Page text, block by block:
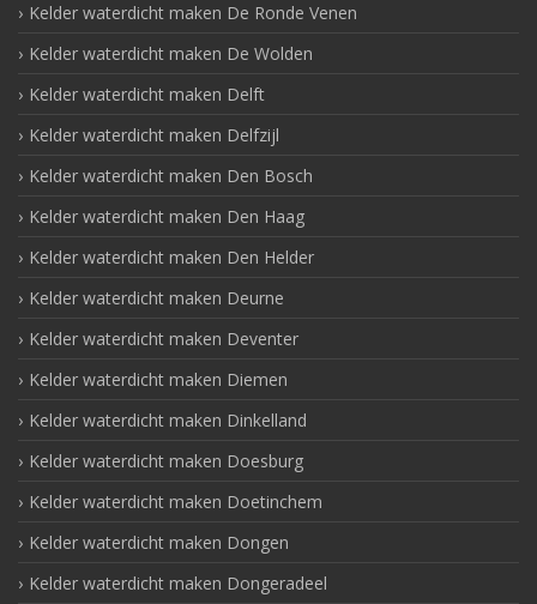
Kelder waterdicht maken De Ronde Venen
Kelder waterdicht maken De Wolden
Kelder waterdicht maken Delft
Kelder waterdicht maken Delfzijl
Kelder waterdicht maken Den Bosch
Kelder waterdicht maken Den Haag
Kelder waterdicht maken Den Helder
Kelder waterdicht maken Deurne
Kelder waterdicht maken Deventer
Kelder waterdicht maken Diemen
Kelder waterdicht maken Dinkelland
Kelder waterdicht maken Doesburg
Kelder waterdicht maken Doetinchem
Kelder waterdicht maken Dongen
Kelder waterdicht maken Dongeradeel